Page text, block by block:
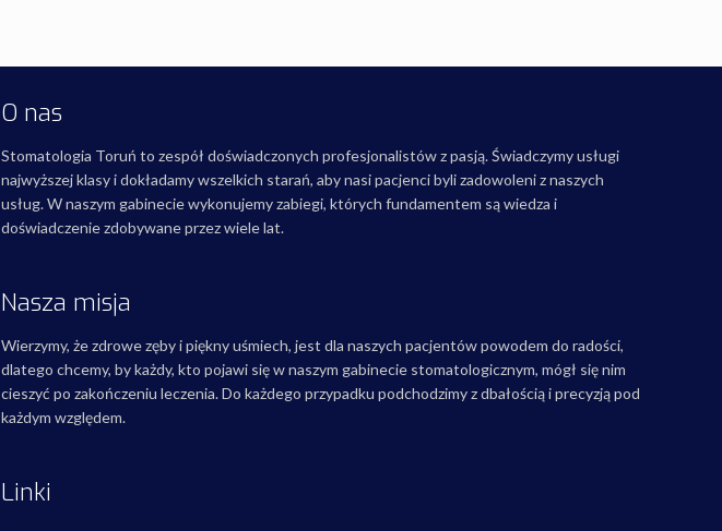
O nas
Stomatologia Toruń to zespół doświadczonych profesjonalistów z pasją. Świadczymy usługi
najwyższej klasy i dokładamy wszelkich starań, aby nasi pacjenci byli zadowoleni z naszych
usług. W naszym gabinecie wykonujemy zabiegi, których fundamentem są wiedza i
doświadczenie zdobywane przez wiele lat.
Nasza misja
Wierzymy, że zdrowe zęby i piękny uśmiech, jest dla naszych pacjentów powodem do radości,
dlatego chcemy, by każdy, kto pojawi się w naszym gabinecie stomatologicznym, mógł się nim
cieszyć po zakończeniu leczenia. Do każdego przypadku podchodzimy z dbałością i precyzją pod
każdym względem.
Linki